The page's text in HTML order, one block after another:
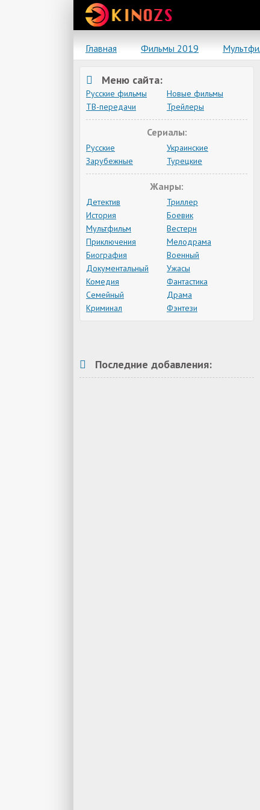
Главная Фильмы 2019
Меню сайта:
Русские фильмы
Новые фильмы
ТВ-передачи
Трейлеры
Сериалы:
Русские
Украинские
Зарубежные
Турецкие
Жанры:
Детектив
Триллер
История
Боевик
Мультфильм
Вестерн
Приключения
Мелодрама
Биография
Военный
Документальный
Ужасы
Комедия
Фантастика
Семейный
Драма
Криминал
Фэнтези
Последние добавления: